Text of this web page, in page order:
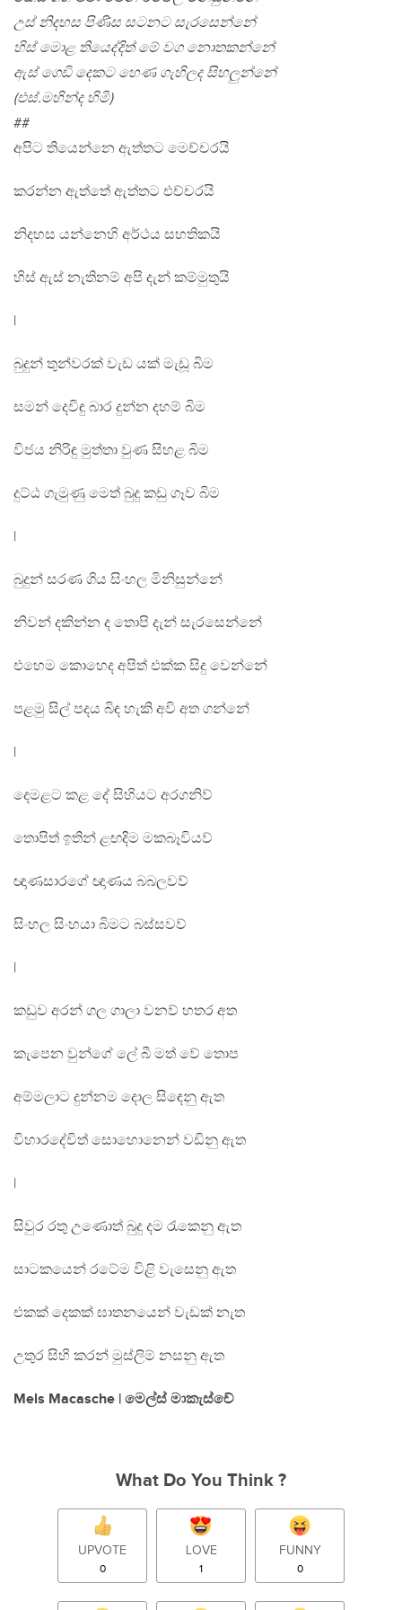
උස් නිදහස පිණිස සටනට සැරසෙන්නේ
හිස් මොළ තියෙද්දිත් මේ වග නොතකන්නේ
ඇස් ගෙඩි දෙකට හෙණ ගැහිලද සිහලුන්නේ
(එස්.මහින්ද හිමි)
##
අපිට තියෙන්නෙ ඇත්තට මෙච්චරයි
කරන්න ඇත්තේ ඇත්තට එච්චරයි
නිදහස යන්නෙහි අර්ථය සහතිකයි
හිස් ඇස් නැතිනම් අපි දැන් කම්මුතුයි
|
බුදුන් තුන්වරක් වැඩ යක් මැඩූ බිම
සමන් දෙවිඳු බාර දුන්න දහම් බිම
විජය නිරිඳු මුත්තා වුණ සිහළ බිම
දුට්ඨ ගැමුණු මෙත් බුදු කඩු ගෑව බිම
|
බුදුන් සරණ ගිය සිංහල මිනිසුන්නේ
නිවන් දකින්න ද තොපි දැන් සැරසෙන්නේ
එහෙම කොහෙද අපිත් එක්ක සිදු වෙන්නේ
පළමු සිල් පදය බිඳ හැකි අවි අත ගන්නේ
|
දෙමළට කළ දේ සිහියට අරගනිව්
තොපිත් ඉතින් ළඟදිම මකබෑවියව්
ඥාණසාරගේ ඥාණය බබලවව්
සිංහල සිංහයා බිමට බස්සවව්
|
කඩුව අරන් ගල ගාලා වනව් හතර අත
කැපෙන වුන්ගේ ලේ බී මත් වේ තොප
අම්මලාට දුන්නම දොල සිඳෙනු ඇත
විහාරදේවිත් සොහොනෙන් වඩිනු ඇත
|
සිවුර රතු උණොත් බුදු දම රැකෙනු ඇත
සාටකයෙන් රටේම විළි වැසෙනු ඇත
එකක් දෙකක් ඝාතනයෙන් වැඩක් නැත
උතුර සිහි කරන් මුස්ලිම් නසනු ඇත
Mels Macasche | මෙල්ස් මාකැස්චේ
What Do You Think ?
UPVOTE
0
LOVE
1
FUNNY
0